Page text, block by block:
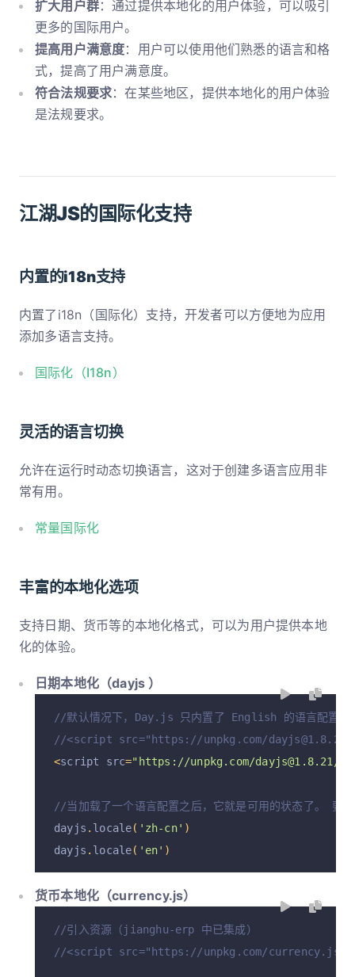
扩大用户群：通过提供本地化的用户体验，可以吸引
更多的国际用户。
提高用户满意度：用户可以使用他们熟悉的语言和格
式，提高了用户满意度。
符合法规要求：在某些地区，提供本地化的用户体验
是法规要求。
江湖JS的国际化支持
内置的i18n支持
内置了i18n（国际化）支持，开发者可以方便地为应用
添加多语言支持。
国际化（I18n）
灵活的语言切换
允许在运行时动态切换语言，这对于创建多语言应用非
常有用。
常量国际化
丰富的本地化选项
支持日期、货币等的本地化格式，可以为用户提供本地
化的体验。
日期本地化（dayjs ）
//默认情况下，Day.js 只内置了 English 的语言配置。
//<script src="https://unpkg.com/
<script src="https://unpkg.com/dayjs@1.8.21/
//当加载了一个语言配置之后，它就是可用的状态了。
dayjs . locale( 'zh-cn' )
dayjs . locale( 'en' )
货币本地化（currency.js）
//引入资源（jianghu-erp 中已集成）
//<script src="https://unpkg.com/